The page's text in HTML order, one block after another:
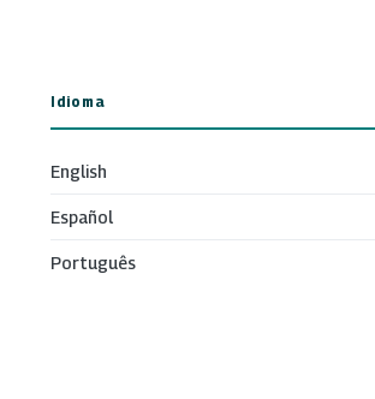
Idioma
English
Español
Português